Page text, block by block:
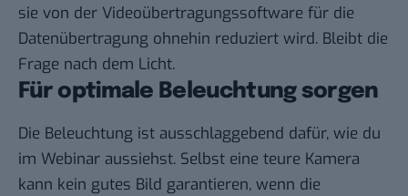
sie von der Videoübertragungssoftware für die
Datenübertragung ohnehin reduziert wird. Bleibt die
Frage nach dem Licht.
Für optimale Beleuchtung sorgen
Die Beleuchtung ist ausschlaggebend dafür, wie du
im Webinar aussiehst. Selbst eine teure Kamera
kann kein gutes Bild garantieren, wenn die